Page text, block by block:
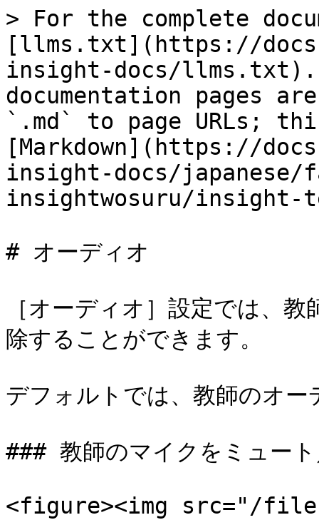
> For the complete
[llms.txt](https://
insight-docs/llms.txt).
documentation pages
`.md` to page URLs;
[Markdown](https://
insight-docs/japanese/
insightwosuru/insight-
# オーディオ
［オーディオ］設定では、
除することができます。
デフォルトでは、教師のオ
### 教師のマイクをミュー
<figure><img src="/